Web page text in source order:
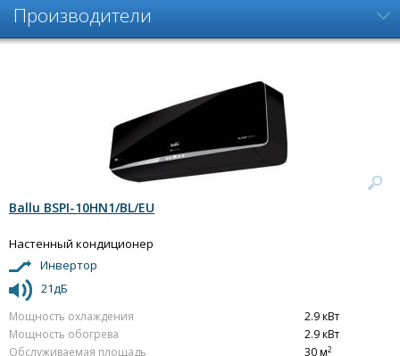
Производители
Ballu BSPI-10HN1/BL/EU
Настенный кондиционер
Инвертор
21дБ
Мощность охлаждения
2.9 кВт
Мощность обогрева
2.9 кВт
Обслуживаемая площадь
30 м2